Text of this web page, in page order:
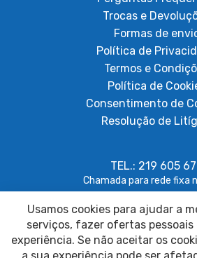
Trocas e
Formas de
Política de
Termos e
Política de
Consentimento de
Resolução de
TEL.: 219 605
Chamada para rede fixa
Usamos cookies para ajudar a
serviços, fazer ofertas pessoais
experiência. Se não aceitar os